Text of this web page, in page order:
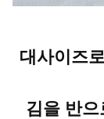
대사이즈
김을 반